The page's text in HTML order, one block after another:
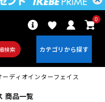
検索
0
ーディオインターフェイス
商品一覧